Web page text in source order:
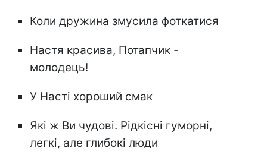
Коли дружина змусила фоткатися
Настя красива, Потапчик -
молодець!
У Насті хороший смак
Які ж Ви чудові. Рідкісні гуморні,
легкі, але глибокі люди